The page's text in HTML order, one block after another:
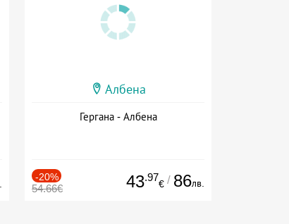
Албена
Гергана - Албена
-20%
54.66€ 43.97
€ / 86лв.